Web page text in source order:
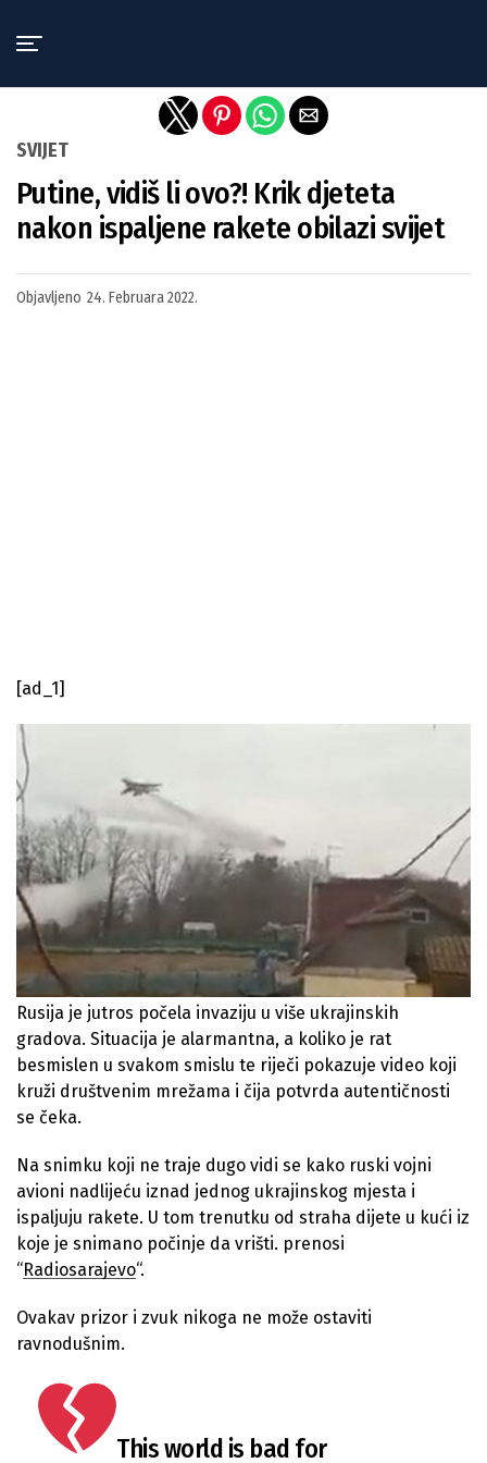
SVIJET
Putine, vidiš li ovo?! Krik djeteta
nakon ispaljene rakete obilazi svijet
Objavljeno 24. Februara 2022.
[ad_1]
Rusija je jutros počela invaziju u više ukrajinskih
gradova. Situacija je alarmantna, a koliko je rat
besmislen u svakom smislu te riječi pokazuje video koji
kruži društvenim mrežama i čija potvrda autentičnosti
se čeka.
Na snimku koji ne traje dugo vidi se kako ruski vojni
avioni nadlijeću iznad jednog ukrajinskog mjesta i
ispaljuju rakete. U tom trenutku od straha dijete u kući iz
koje je snimano počinje da vrišti. prenosi
“Radiosarajevo“.
Ovakav prizor i zvuk nikoga ne može ostaviti
ravnodušnim.
This world is bad for